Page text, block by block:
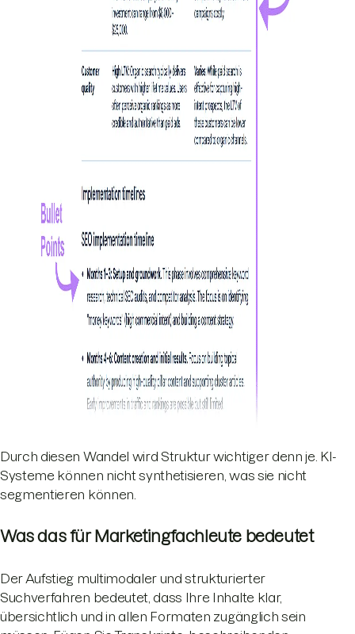
Durch diesen Wandel wird Struktur wichtiger denn je. KI-
Systeme können nicht synthetisieren, was sie nicht
segmentieren können.
Was das für Marketingfachleute bedeutet
Der Aufstieg multimodaler und strukturierter
Suchverfahren bedeutet, dass Ihre Inhalte klar,
übersichtlich und in allen Formaten zugänglich sein